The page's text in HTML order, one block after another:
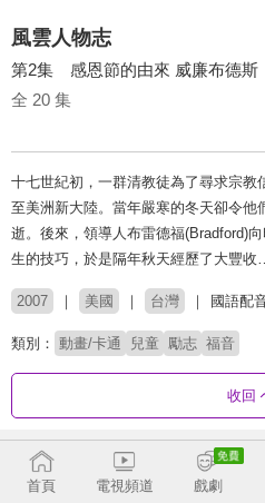
風雲人物志
第2集 感恩節的由來 威廉布德斯
全 20 集
十七世紀初，一群清教徒為了尋求宗教
至美洲新大陸。當年嚴寒的冬天卻令他
逝。後來，領導人布雷德福(Bradford)
生的技巧，於是隔年秋天經歷了大豐收
2007 美國 台灣 國語配
類別： 動畫/卡通 兒童 勵志 福音
收回
劇集列表
首頁
電視頻道 戲劇